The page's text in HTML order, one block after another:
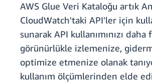
AWS Glue Veri Kataloğu artık
CloudWatch'taki API'ler için
sunarak API kullanımınızı daha
görünürlükle izlemenize,
optimize etmenize olanak
kullanım ölçümlerinden elde